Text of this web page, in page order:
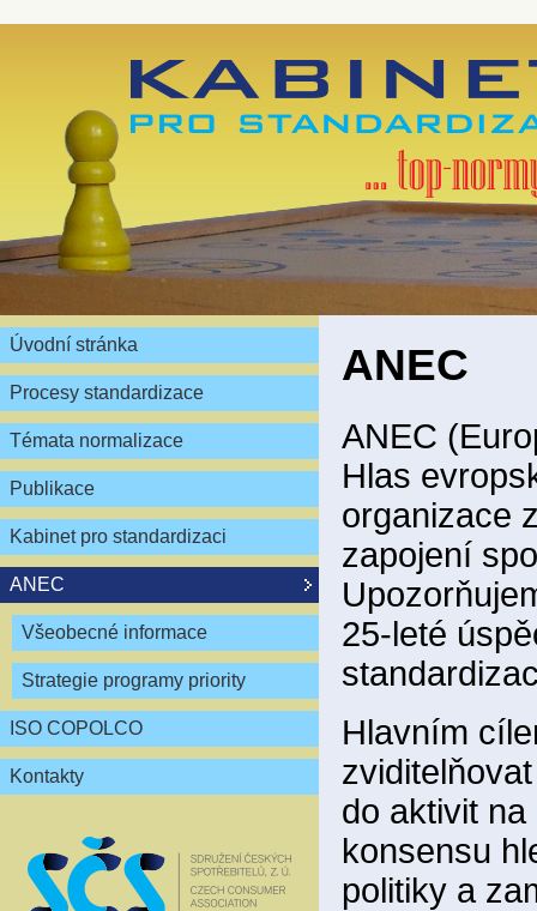
Úvodní stránka
Procesy standardizace
Témata normalizace
Publikace
Kabinet pro standardizaci
ANEC
Všeobecné informace
Strategie programy priority
ISO COPOLCO
Kontakty
ANEC
ANEC
Hlas
organizace
zapojení
25-leté
Hlavním
do aktivit
konsensu
politiky a